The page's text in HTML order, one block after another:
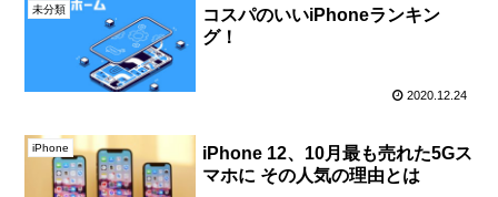
未分類
コスパのいいiPhoneランキン
グ！
2020.12.24
iPhone
iPhone 12、10月最も売れた5Gス
マホに その人気の理由とは